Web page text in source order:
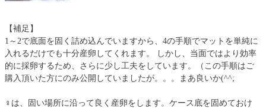
【補足】
1～2で底面を固く詰め込んでいますから、4の手順でマットを単純に
入れるだけでも十分産卵してくれます。 しかし、当面ではより効率
的に採卵するため、さらに少し工夫をしています。（この手順はご
購入頂いた方にのみ公開していましたが。。。まあ良いか(^^;
♀は、固い場所に沿って良く産卵をします。ケース底を固めておけ